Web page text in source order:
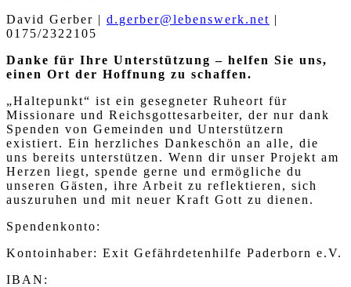
David Gerber | d.gerber@lebenswerk.net |
0175/2322105
Danke für Ihre Unterstützung – helfen Sie uns,
einen Ort der Hoffnung zu schaffen.
„Haltepunkt“ ist ein gesegneter Ruheort für
Missionare und Reichsgottesarbeiter, der nur dank
Spenden von Gemeinden und Unterstützern
existiert. Ein herzliches Dankeschön an alle, die
uns bereits unterstützen. Wenn dir unser Projekt am
Herzen liegt, spende gerne und ermögliche du
unseren Gästen, ihre Arbeit zu reflektieren, sich
auszuruhen und mit neuer Kraft Gott zu dienen.
Spendenkonto:
Kontoinhaber: Exit Gefährdetenhilfe Paderborn e.V.
IBAN: